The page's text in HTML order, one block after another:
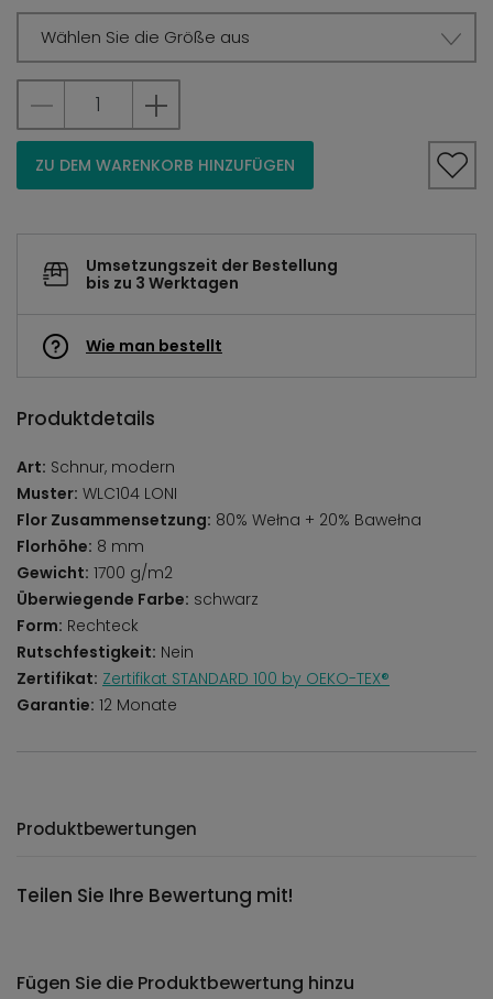
Wählen Sie die Größe aus
ZU DEM WARENKORB HINZUFÜGEN
Umsetzungszeit der Bestellung
bis zu 3 Werktagen
Wie man bestellt
Produktdetails
Art: Schnur, modern
Muster: WLC104 LONI
Flor Zusammensetzung: 80% Wełna + 20% Bawełna
Florhöhe: 8 mm
Gewicht: 1700 g/m2
Überwiegende Farbe: schwarz
Form: Rechteck
Rutschfestigkeit: Nein
Zertifikat: Zertifikat STANDARD 100 by OEKO-TEX®
Garantie: 12 Monate
Produktbewertungen
Teilen Sie Ihre Bewertung mit!
Fügen Sie die Produktbewertung hinzu